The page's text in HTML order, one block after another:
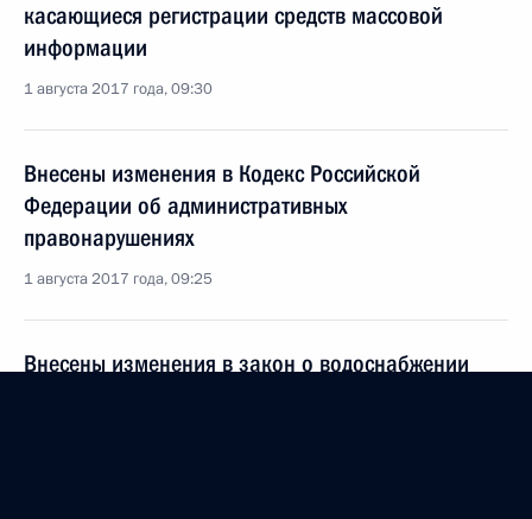
касающиеся регистрации средств массовой
информации
1 августа 2017 года, 09:30
Внесены изменения в Кодекс Российской
Федерации об административных
правонарушениях
1 августа 2017 года, 09:25
Внесены изменения в закон о водоснабжении